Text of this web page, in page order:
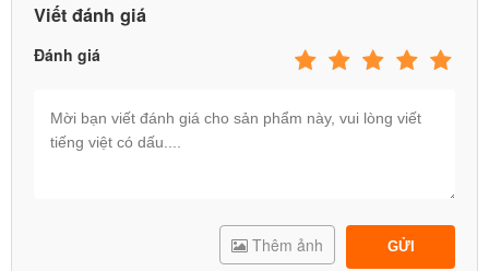
demo, cửa mở, tháo rời được
Viết đánh giá
Đánh giá
GỬI
Thêm ảnh